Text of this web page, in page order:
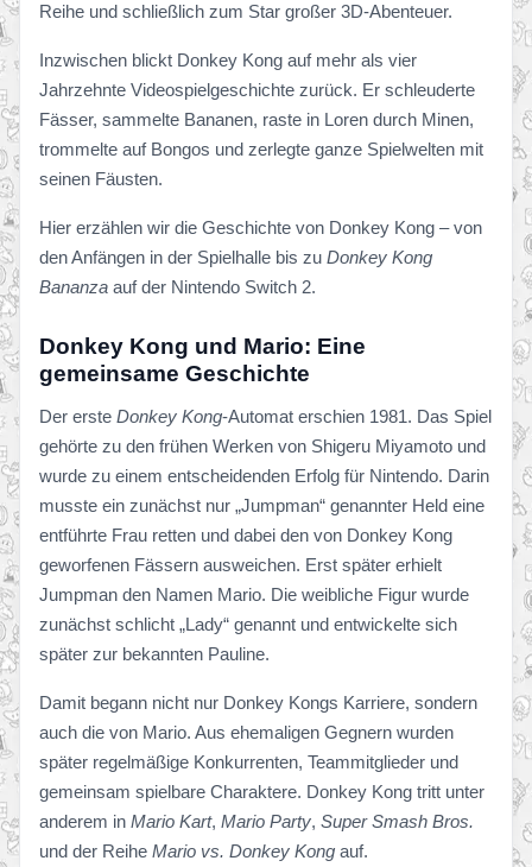
Reihe und schließlich zum Star großer 3D-Abenteuer.
Inzwischen blickt Donkey Kong auf mehr als vier
Jahrzehnte Videospielgeschichte zurück. Er schleuderte
Fässer, sammelte Bananen, raste in Loren durch Minen,
trommelte auf Bongos und zerlegte ganze Spielwelten mit
seinen Fäusten.
Hier erzählen wir die Geschichte von Donkey Kong – von
den Anfängen in der Spielhalle bis zu Donkey Kong
Bananza auf der Nintendo Switch 2.
Donkey Kong und Mario: Eine
gemeinsame Geschichte
Der erste Donkey Kong-Automat erschien 1981. Das Spiel
gehörte zu den frühen Werken von Shigeru Miyamoto und
wurde zu einem entscheidenden Erfolg für Nintendo. Darin
musste ein zunächst nur „Jumpman“ genannter Held eine
entführte Frau retten und dabei den von Donkey Kong
geworfenen Fässern ausweichen. Erst später erhielt
Jumpman den Namen Mario. Die weibliche Figur wurde
zunächst schlicht „Lady“ genannt und entwickelte sich
später zur bekannten Pauline.
Damit begann nicht nur Donkey Kongs Karriere, sondern
auch die von Mario. Aus ehemaligen Gegnern wurden
später regelmäßige Konkurrenten, Teammitglieder und
gemeinsam spielbare Charaktere. Donkey Kong tritt unter
anderem in Mario Kart, Mario Party, Super Smash Bros.
und der Reihe Mario vs. Donkey Kong auf.